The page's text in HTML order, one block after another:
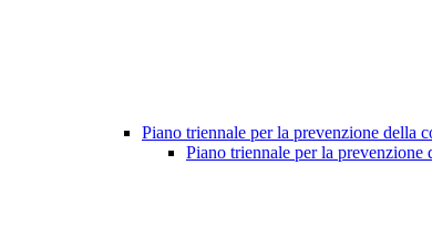
Piano triennale per la prevenzione della
Piano triennale per la